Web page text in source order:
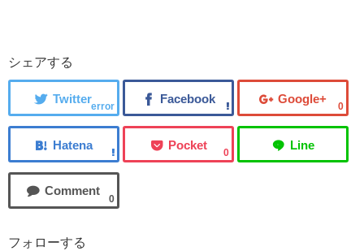
シェアする
error 0
0
0
フォローする